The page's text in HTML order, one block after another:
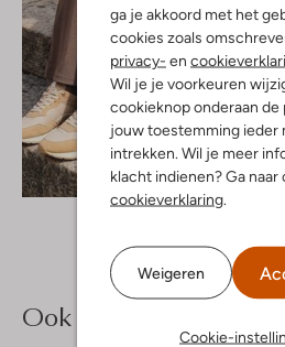
ga je akkoord met het
cookies zoals
privacy- en
Wil je je voorkeuren
cookieknop onderaan de
jouw toestemming ieder
intrekken. Wil je meer
klacht indienen? Ga naar
cookieverklaring.
Weigeren
Cookie-
Ontdek de look
Ook iets voor jou?